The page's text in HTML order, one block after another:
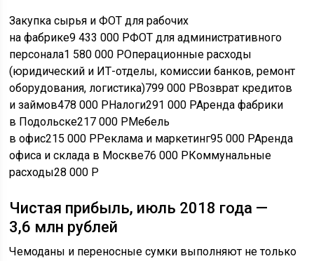
Закупка сырья иФОТ для рабочих
на фабрике9 433 000 РФОТ для административного
персонала1 580 000 РОперационные расходы
(юридический и ИТ-отделы, комиссии банков, ремонт
оборудования, логистика)799 000 Р Возврат кредитов
и займов478 000 Р Налоги291 000 РАренда фабрики
в Подольске217 000 Р Мебель
в офис215 000 Р Реклама и маркетинг95 000 РАренда
офиса и склада в Москве76 000 Р Коммунальные
расходы28 000 Р
Чистая прибыль, июль 2018 года —
3,6 млн рублей
Чемоданы и переносные сумки выполняют не только